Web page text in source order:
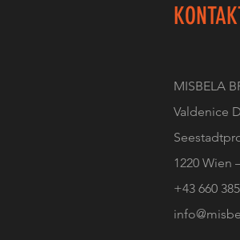
MISBELA
Valdenice
1220 Wien
+43 660